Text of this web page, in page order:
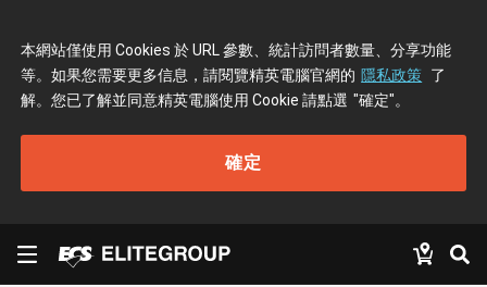
本網站僅使用 Cookies 於 URL 參數、統計訪問者數量、分享功能
等。如果您需要更多信息，請閱覽精英電腦官網的 隱私政策 了
解。您已了解並同意精英電腦使用 Cookie 請點選 "確定"。
確定